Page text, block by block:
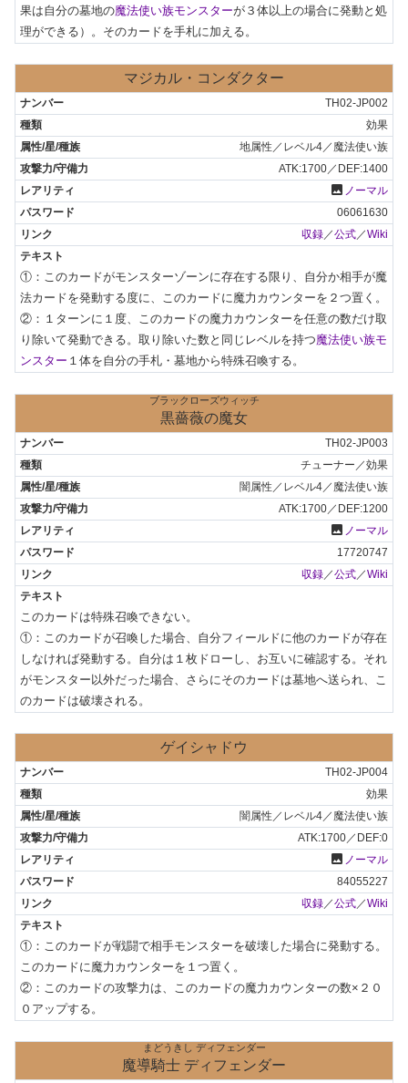
果は自分の墓地の魔法使い族モンスターが３体以上の場合に発動と処
理ができる）。そのカードを手札に加える。
マジカル・コンダクター
TH02-JP002
効果
地属性／レベル4／魔法使い族
ATK:1700／DEF:1400
photo ノーマル
06061630
収録／公式／Wiki
①：このカードがモンスターゾーンに存在する限り、自分か相手が魔
法カードを発動する度に、このカードに魔力カウンターを２つ置く。
②：１ターンに１度、このカードの魔力カウンターを任意の数だけ取
り除いて発動できる。取り除いた数と同じレベルを持つ魔法使い族モ
ンスター １体を自分の手札・墓地から特殊召喚する。
ブラックローズウィッチ
黒薔薇の魔女
TH02-JP003
チューナー／効果
闇属性／レベル4／魔法使い族
ATK:1700／DEF:1200
photo ノーマル
17720747
収録 ／公式 ／Wiki
このカードは特殊召喚できない。
①：このカードが召喚した場合、自分フィールドに他のカードが存在
しなければ発動する。自分は１枚ドローし、お互いに確認する。それ
がモンスター以外だった場合、さらにそのカードは墓地へ送られ、こ
のカードは破壊される。
ゲイシャドウ
TH02-JP004
効果
闇属性／レベル4／魔法使い族
ATK:1700／DEF:0
photo ノーマル
84055227
収録／公式／Wiki
①：このカードが戦闘で相手モンスターを破壊した場合に発動する。
このカードに魔力カウンターを１つ置く。
②：このカードの攻撃力は、このカードの魔力カウンターの数×２０
０アップする。
まどうきし ディフェンダー
魔導騎士 ディフェンダー